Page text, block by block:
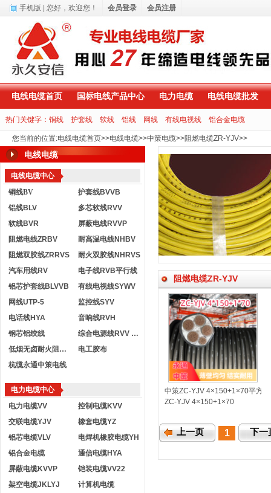
电线电缆首页 国标电线产品中心 电力电缆 电线电缆批发
热门关键字： 铜线 护套线 软线 铝线 网线 有线电视线 铝合金电缆
您当前的位置:电线电缆首页>>电线电缆>>中策电缆>>阻燃电缆ZR-YJV>>
电线电缆
电线电缆中心
铜线BV
护套线BVVB
铝线BLV
多芯软线RVV
软线BVR
屏蔽电线RVVP
阻燃电线ZRBV
耐高温电线NHBV
阻燃双胶线ZRRVS
耐火双胶线NHRVS
汽车用线RV
电子线RVB平行线
铝芯护套线BLVVB
有线电视线SYWV
网线UTP-5
监控线SYV
电话线HYA
音响线RVH
钢芯铝绞线
综合电源线RVV KVVR
低烟无卤耐火阻燃电线
电工胶布
杭缆永通中策电线
电力电缆中心
电力电缆VV
控制电缆KVV
交联电缆YJV
橡套电缆YZ
铝芯电缆VLV
电焊机橡胶电缆YH
铝合金电缆
通信电缆HYA
屏蔽电缆KVVP
铠装电缆VV22
架空电缆JKLYJ
计算机电缆
阻燃电缆ZR-YJV
中策ZC-YJV 4×150+1×70平方
ZC-YJV 4×150+1×70
上一页 1 下一
手机版 | 您好， 欢迎您！ 会员登录 会员注册